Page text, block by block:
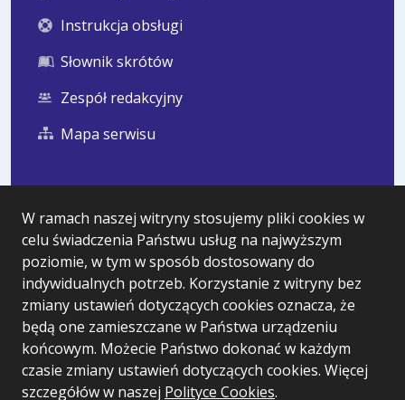
W ramach naszej witryny stosujemy pliki cookies w
celu świadczenia Państwu usług na najwyższym
poziomie, w tym w sposób dostosowany do
indywidualnych potrzeb. Korzystanie z witryny bez
zmiany ustawień dotyczących cookies oznacza, że
będą one zamieszczane w Państwa urządzeniu
końcowym. Możecie Państwo dokonać w każdym
czasie zmiany ustawień dotyczących cookies. Więcej
szczegółów w naszej Polityce Cookies.
Instrukcja obsługi
Słownik skrótów
Zespół redakcyjny
Mapa serwisu
Statystyki oglądalności
Ostatnio dodane
Polityka prywatności
Wersja systemu: 5.7.0 [99]